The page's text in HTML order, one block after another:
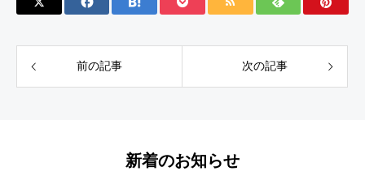
前の記事 次の記事
新着のお知らせ